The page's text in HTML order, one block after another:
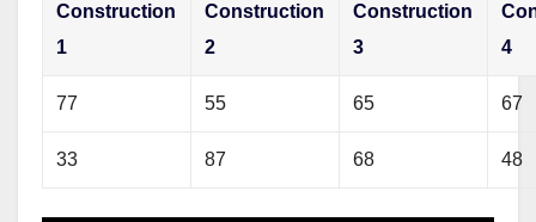
Construction
1
Construction
2
Construction
3
4
77 55 65 67
33 87 68 48